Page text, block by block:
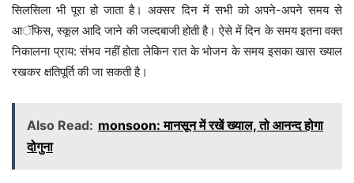
सिलसिला भी पूरा हो जाता है। अक्सर दिन में सभी को अपने-अपने समय से
आॅफिस, स्कूल आदि जाने की जल्दबाजी होती है। ऐसे में दिन के समय इतना वक्त
निकालना प्राय: संभव नहीं होता लेकिन रात के भोजन के समय इसका खास ख्याल
रखकर क्षतिपूर्ति की जा सकती है।
Also Read: monsoon: मानसून में रखें ख्याल, तो आनन्द होगा
दोगुना